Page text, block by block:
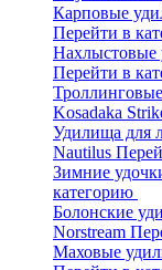
Карповые
Перейти в
Нахлыстовые
Перейти в
Kosadaka
Удилища для
Nautilus
Зимние
категорию
Болонские
Norstream
Маховые